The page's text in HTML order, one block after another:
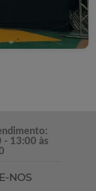
- 13:00 às
NOS